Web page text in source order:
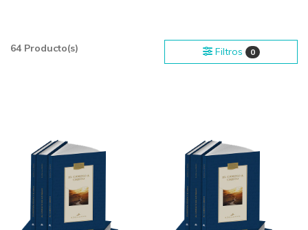
64 Producto(s) Filtros 0